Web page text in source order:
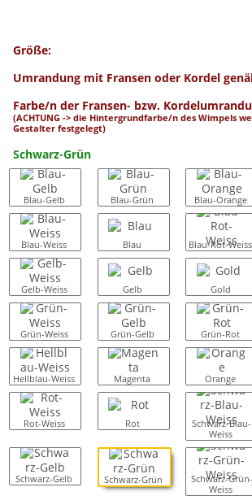
Größe:
Umrandung mit Fransen oder Kordel
Farbe/n der Fransen- bzw.
(ACHTUNG -> die Hintergrundfarbe/n des Wimpels
Gestalter festgelegt)
Schwarz-Grün
Blau-Gelb Blau-Grün Blau-Orange
Blau-Weiss Blau Blau-Rot-Weiss
Gelb-Weiss Gelb Gold
Grün-Weiss Grün-Gelb Grün-Rot
Hellblau-Weiss Magenta Orange
Rot-Weiss Rot
Schwarz-Blau-
Weiss
Schwarz-Gelb Schwarz-Grün
Schwarz-Grün-
Weiss